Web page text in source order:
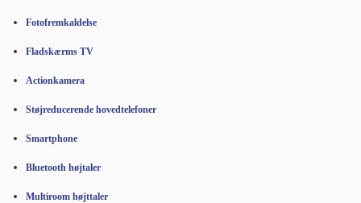
Fotofremkaldelse
Fladskærms TV
Actionkamera
Støjreducerende hovedtelefoner
Smartphone
Bluetooth højtaler
Multiroom højttaler